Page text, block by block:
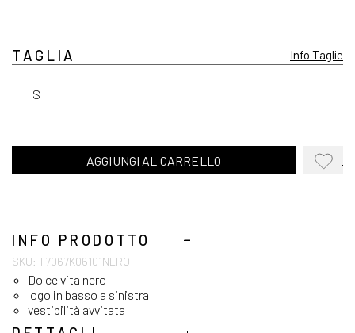
TAGLIA Info Taglie
S
AGGIUNGI AL CARRELLO
INFO PRODOTTO
SKU: T7067K06101NERO
Dolce vita nero
logo in basso a sinistra
vestibilità avvitata